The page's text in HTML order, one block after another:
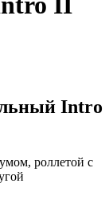
Intro
роллетой с